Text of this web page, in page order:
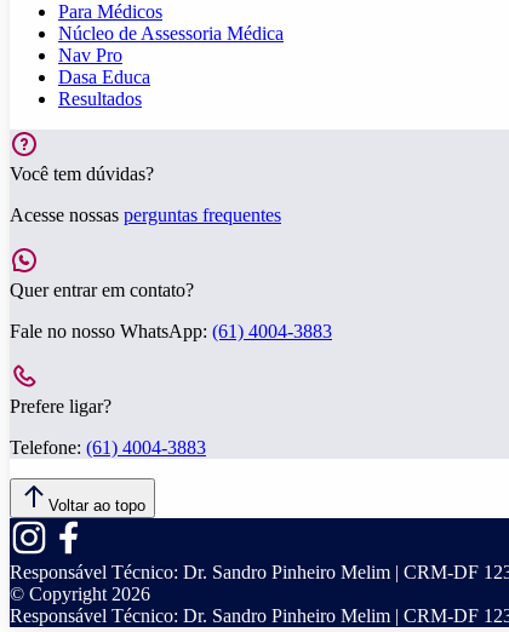
Para Médicos
Núcleo de Assessoria Médica
Nav Pro
Dasa Educa
Resultados
Você tem dúvidas?
Acesse nossas perguntas frequentes
Quer entrar em contato?
Fale no nosso WhatsApp: (61) 4004-3883
Prefere ligar?
Telefone: (61) 4004-3883
Voltar ao topo
Responsável Técnico: Dr. Sandro Pinheiro Melim | CRM-DF
© Copyright 2026
Responsável Técnico: Dr. Sandro Pinheiro Melim | CRM-DF